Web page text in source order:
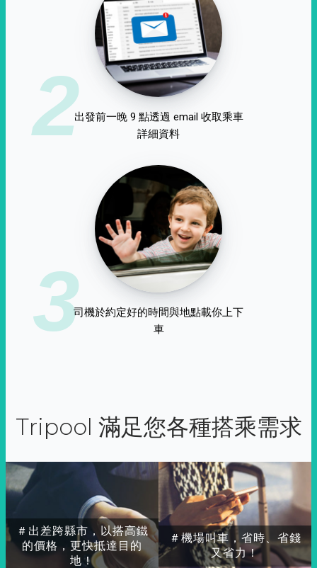
2出發前一晚 9 點透過 email 收取乘車
詳細資料
3司機於約定好的時間與地點載你上下
車
Tripool 滿足您各種搭乘需求
＃出差跨縣市，以搭高鐵
的價格，更快抵達目的
地！
＃機場叫車，省時、省錢
又省力！